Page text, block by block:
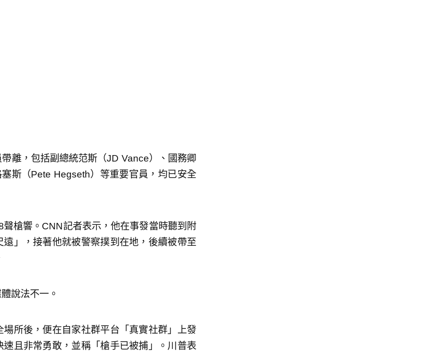
離，包括副總統范斯（JD Vance）、國務卿
斯（Pete Hegseth）等重要官員，均已安全
槍響。CNN記者表示，他在事發當時聽到附
」，接著他就被警察撲到在地，後續被帶至
說法不一。
所後，便在自家社群平台「真實社群」上發
且非常勇敢，並稱「槍手已被捕」。川普表